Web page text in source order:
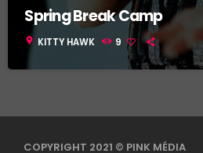
Spring Break Camp
location_on KITTY HAWK 9
COPYRIGHT 2021 © PINK MÉDIA